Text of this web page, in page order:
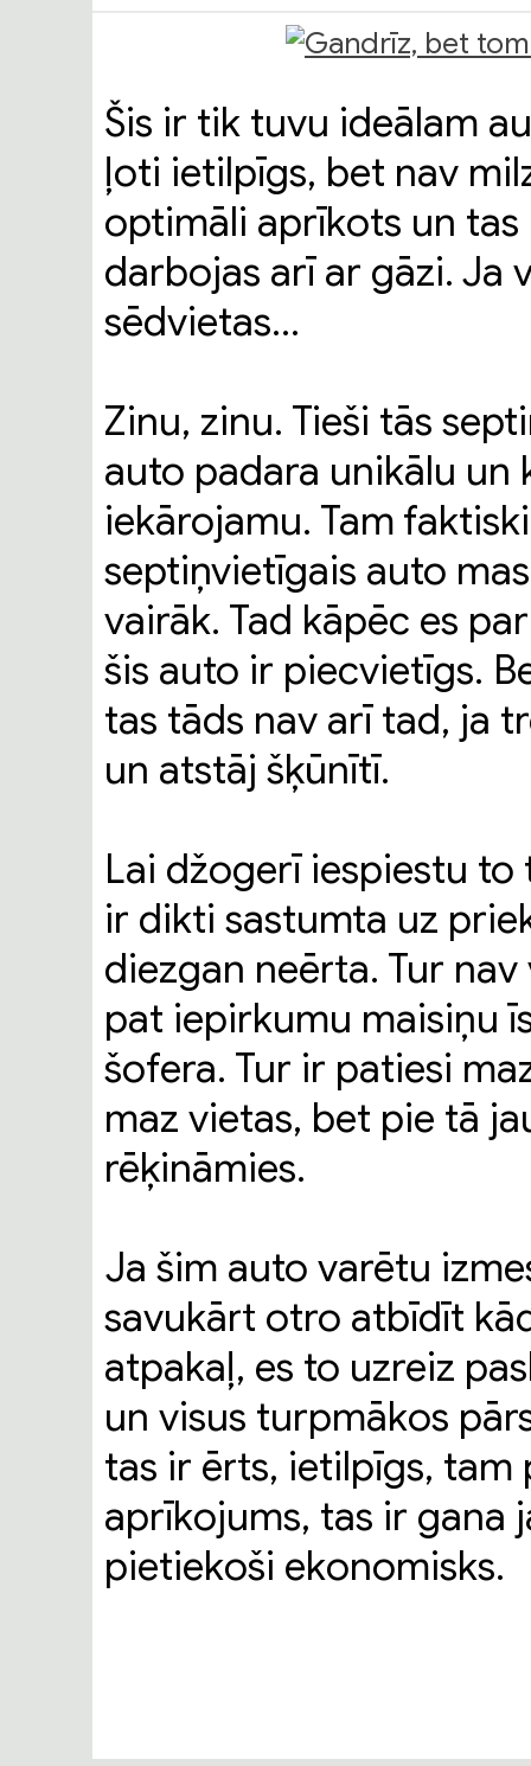
Šis ir tik tuvu ideālam
ļoti ietilpīgs, bet nav
optimāli aprīkots un
darbojas arī ar gāzi. Ja
sēdvietas…
Zinu, zinu. Tieši tās
auto padara unikālu un
iekārojamu. Tam
septiņvietīgais auto
vairāk. Tad kāpēc es
šis auto ir piecvietīgs.
tas tāds nav arī tad, ja
un atstāj šķūnītī.
Lai džogerī iespiestu
ir dikti sastumta uz
diezgan neērta. Tur
pat iepirkumu maisiņu
šofera. Tur ir patiesi
maz vietas, bet pie tā
rēķināmies.
Ja šim auto varētu
savukārt otro atbīdīt
atpakaļ, es to uzreiz
un visus turpmākos
tas ir ērts, ietilpīgs, tam
aprīkojums, tas ir gana
pietiekoši ekonomisks.